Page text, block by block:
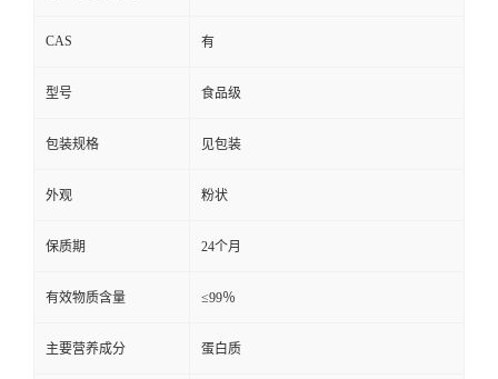
CAS 有
型号 食品级
包装规格 见包装
外观 粉状
保质期 24个月
有效物质含量 ≤99％
主要营养成分 蛋白质